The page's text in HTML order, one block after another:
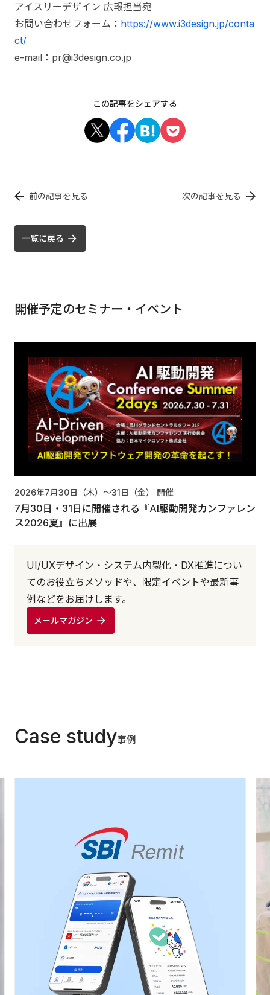
アイスリーデザイン 広報担当宛
お問い合わせフォーム： https://www.i3design.jp/conta
ct/
e-mail：pr@i3design.co.jp
この記事をシェアする
前の記事を見る 次の記事を見る
一覧に戻る
開催予定のセミナー・イベント
2026年7月30日（木）〜31日（金） 開催
7月30日・31日に開催される『AI駆動開発カンファレン
ス2026夏』に出展
UI/UXデザイン・システム内製化・DX推進につい
てのお役立ちメソッドや、限定イベントや最新事
例などをお届けします。
メールマガジン
Case study事例